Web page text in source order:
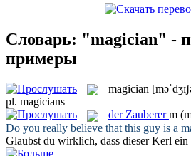
Словарь: "magician" -
примеры
magician
pl. magicians
der Zauberer m
Do you really believe that this guy is a
Glaubst du wirklich, dass dieser Kerl ein